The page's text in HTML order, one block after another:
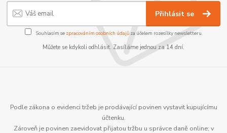
Přihlásit se
Souhlasím se zpracováním osobních údajůza účelem rozesílky newsletteru.
Můžete se kdykoli odhlásit. Zasíláme jednou za 14 dní.
Podle zákona o evidenci tržeb je prodávající povinen vystavit kupujícímu
účtenku.
Zároveň je povinen zaevidovat přijatou tržbu u správce daně online; v